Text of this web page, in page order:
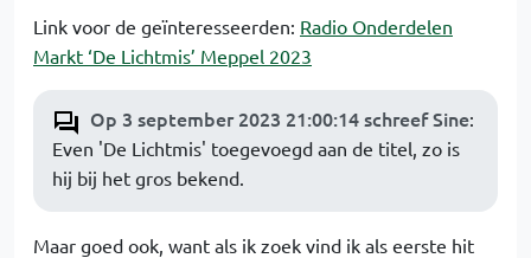
Link voor de geïnteresseerden: Radio Onderdelen
Markt ‘De Lichtmis’ Meppel 2023
Op 3 september 2023 21:00:14 schreef Sine:
Even 'De Lichtmis' toegevoegd aan de titel, zo is
hij bij het gros bekend.
Maar goed ook, want als ik zoek vind ik als eerste hit